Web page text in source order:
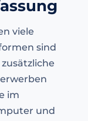
viele
sind
im
und